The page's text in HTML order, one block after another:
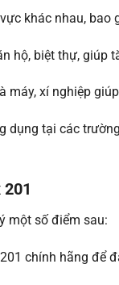
khác nhau, bao
hộ, biệt thự, giúp
máy, xí nghiệp
dụng tại các
một số điểm sau:
chính hãng để